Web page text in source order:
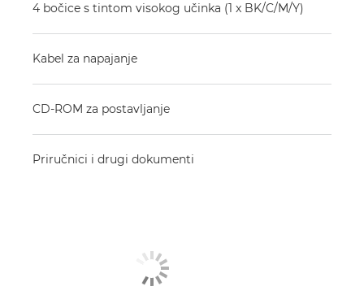
4 bočice s tintom visokog učinka (1 x BK/C/M/Y)
Kabel za napajanje
CD-ROM za postavljanje
Priručnici i drugi dokumenti